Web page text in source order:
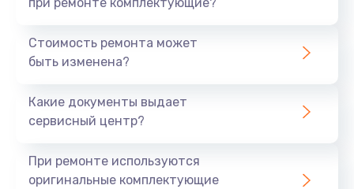
при ремонте комплектующие?
Стоимость ремонта может
быть изменена?
Какие документы выдает
сервисный центр?
При ремонте используются
оригинальные комплектующие